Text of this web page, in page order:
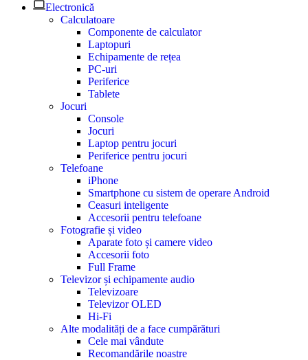
Electronică
Calculatoare
Componente de calculator
Laptopuri
Echipamente de rețea
PC-uri
Periferice
Tablete
Jocuri
Console
Jocuri
Laptop pentru jocuri
Periferice pentru jocuri
Telefoane
iPhone
Smartphone cu sistem de operare Android
Ceasuri inteligente
Accesorii pentru telefoane
Fotografie și video
Aparate foto și camere video
Accesorii foto
Full Frame
Televizor și echipamente audio
Televizoare
Televizor OLED
Hi-Fi
Alte modalități de a face cumpărături
Cele mai vândute
Recomandările noastre